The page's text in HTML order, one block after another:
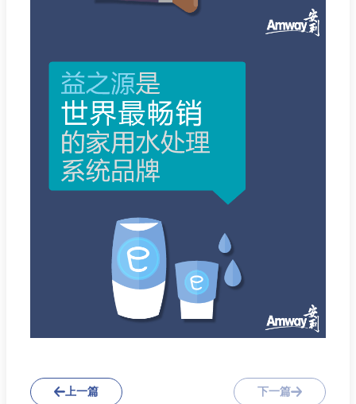
上一篇 下一篇